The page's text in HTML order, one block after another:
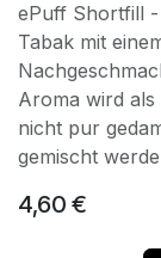
ePuff Shortfill
Tabak mit
Aroma wird als
nicht pur
gemischt
4,60 €